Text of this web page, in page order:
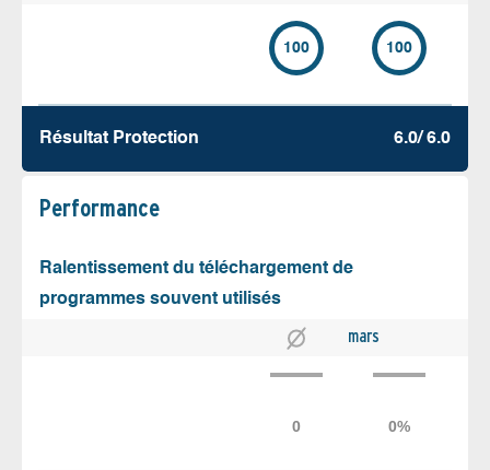
100 100
Résultat Protection 6.0/ 6.0
Performance
Ralentissement du téléchargement de
programmes souvent utilisés
mars